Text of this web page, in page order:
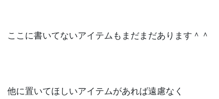
ここに書いてないアイテムもまだまだあります＾＾
他に置いてほしいアイテムがあれば遠慮なく